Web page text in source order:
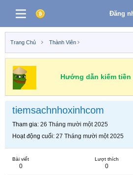
Đăng
Trang Chủ Thành Viên
Hướng dẫn kiếm
tiemsachnhoxinhcom
Tham gia 26 Tháng mười một 2025
Hoạt động cuối 27 Tháng mười một 2025
Bài viết
0
Lượt thích
0